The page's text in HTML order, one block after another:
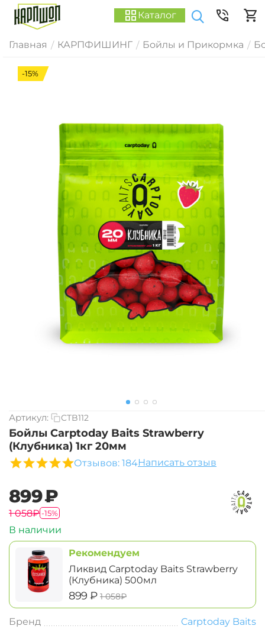
Каталог
Главная / КАРПФИШИНГ / Бойлы и Прикормка /
-15%
Артикул: CTB112
Бойлы Carptoday Baits Strawberry
(Клубника) 1кг 20мм
Отзывов: 184Написать отзыв
‍899‍₽
‍1 058‍₽-15%
В наличии
Рекомендуем
Ликвид Carptoday Baits Strawberry
(Клубника) 500мл
‍899‍ ₽ ‍1 058‍₽
Бренд Carptoday Baits